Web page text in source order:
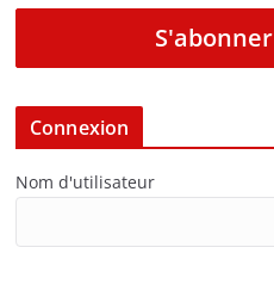
S'abonner
Connexion
Nom d'utilisateur